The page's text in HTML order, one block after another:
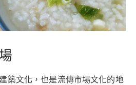
築文化，也是流傳市場文化的地